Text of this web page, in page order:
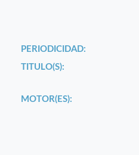
PERIODICIDAD:
TITULO(S):
MOTOR(ES):